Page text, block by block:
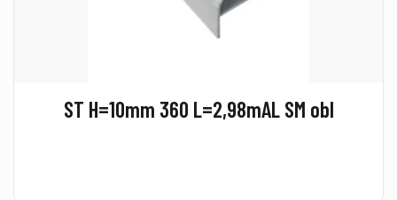
ST H=10mm 360 L=2,98mAL SM obl